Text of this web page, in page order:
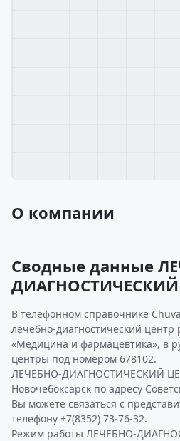
О компании
Сводные данные
ДИАГНОСТИЧЕСКИЙ
В телефонном справочнике
лечебно-диагностический
«Медицина и фармацевтика», в
центры под номером 678102.
ЛЕЧЕБНО-ДИАГНОСТИЧЕСКИЙ
Новочебоксарск по адресу
Вы можете связаться с
телефону +7(8352) 73-76-32.
Режим работы ЛЕЧЕБНО-